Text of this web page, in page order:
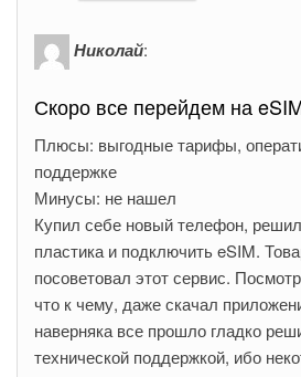
Николай:
Скоро все перейдем на
Плюсы: выгодные тарифы,
поддержке
Минусы: не нашел
Купил себе новый телефон,
пластика и подключить eSIM.
посоветовал этот сервис.
что к чему, даже скачал
наверняка все прошло гладко
технической поддержкой, ибо